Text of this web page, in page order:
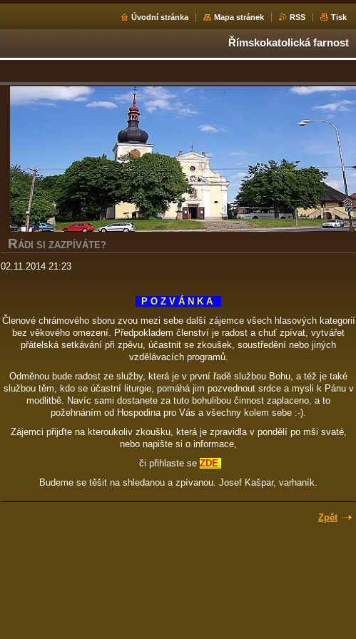
Úvodní stránka Mapa stránek RSS Tisk
Římskokatolická farnost
RÁDI SI ZAZPÍVÁTE?
02.11.2014 21:23
P O Z V Á N K A
Členové chrámového sboru zvou mezi sebe další zájemce všech hlasových kategorií
bez věkového omezení. Předpokladem členství je radost a chuť zpívat, vytvářet
přátelská setkávání při zpěvu, účastnit se zkoušek, soustředění nebo jiných
vzdělávacích programů.
Odměnou bude radost ze služby, která je v první řadě službou Bohu, a též je také
službou těm, kdo se účastní liturgie, pomáhá jim pozvednout srdce a mysli k Pánu v
modlitbě. Navíc sami dostanete za tuto bohulibou činnost zaplaceno, a to
požehnáním od Hospodina pro Vás a všechny kolem sebe :-).
Zájemci přijďte na kteroukoliv zkoušku, která je zpravidla v pondělí po mši svaté,
nebo napište si o informace,
či přihlaste se ZDE.
Budeme se těšit na shledanou a zpívanou. Josef Kašpar, varhaník.
Zpět